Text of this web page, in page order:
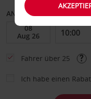
ANFANGSDATUM
Fahrer über 25
Ich habe einen